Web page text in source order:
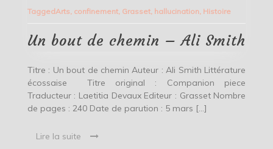
de
Ali
TaggedArts confinement, Grasset, hallucination, Histoire
Un bout de chemin – Ali Smith
Titre : Un bout de chemin Auteur : Ali Smith Littérature
écossaise Titre original : Companion piece
Traducteur : Laetitia Devaux Editeur : Grasset Nombre
de pages : 240 Date de parution : 5 mars […]
Lire la suite